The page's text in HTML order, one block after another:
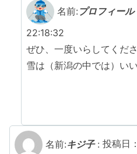
名前: プロフィール
22:18:32
ぜひ、一度いらしてくださ
雪は（新潟の中では）い
名前:キジ子: 投稿日